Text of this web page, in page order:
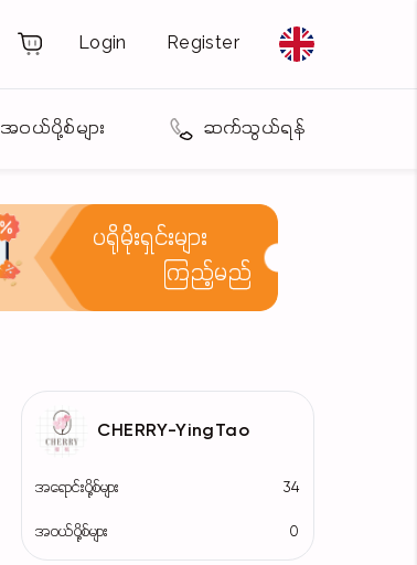
Login Register
အဝယ်ပို့စ်များ ဆက်သွယ်ရန်
ပရိုမိုးရှင်းများ
ကြည့်မည်
CHERRY-YingTao
အရောင်းပို့စ်များ 34
အဝယ်ပို့စ်များ 0